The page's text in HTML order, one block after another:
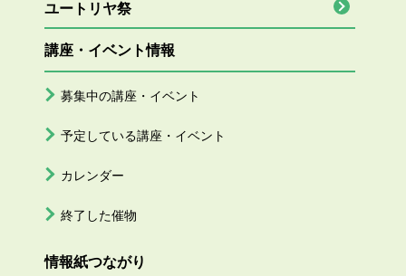
ユートリヤ祭
講座・イベント情報
募集中の講座・イベント
予定している講座・イベント
カレンダー
終了した催物
情報紙つながり